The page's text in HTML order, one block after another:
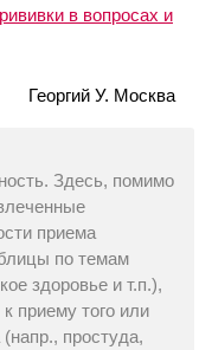
в вопросах и
Георгий У. Москва
Здесь, помимо
приема
по темам
здоровье и т.п.),
приему того или
(напр., простуда,